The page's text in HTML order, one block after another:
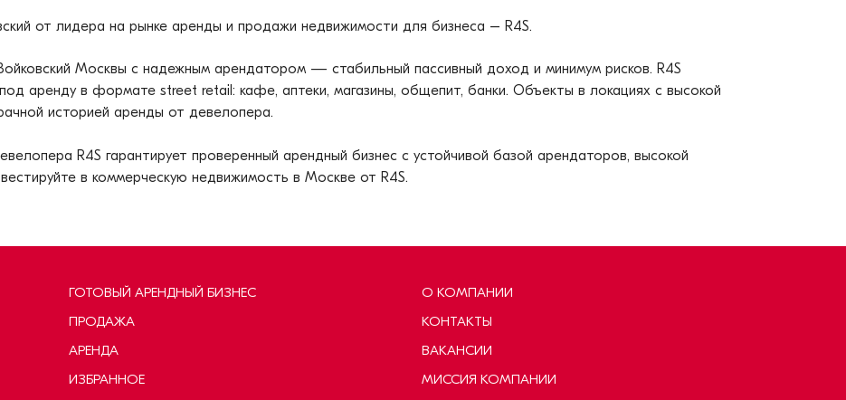
от лидера на рынке аренды и продажи недвижимости для бизнеса – R4S.
Москвы с надежным арендатором — стабильный пассивный доход и минимум рисков. R4S
аренду в формате street retail: кафе, аптеки, магазины, общепит, банки. Объекты в локациях с высокой
историей аренды от девелопера.
R4S гарантирует проверенный арендный бизнес с устойчивой базой арендаторов, высокой
в коммерческую недвижимость в Москве от R4S.
ГОТОВЫЙ АРЕНДНЫЙ БИЗНЕС
ПРОДАЖА
АРЕНДА
ИЗБРАННОЕ
О КОМПАНИИ
КОНТАКТЫ
ВАКАНСИИ
МИССИЯ КОМПАНИИ